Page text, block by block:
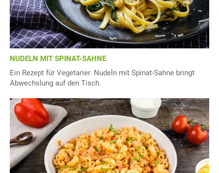
NUDELN MIT SPINAT-SAHNE
Ein Rezept für Vegetarier. Nudeln mit Spinat-Sahne bringt
Abwechslung auf den Tisch.